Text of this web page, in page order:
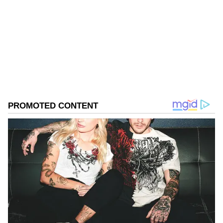
ಪತ್ರಿಕೆ. ದೇಶ, ವಿದೇಶ, ವಾಣಿಜ್ಯ, ಕ್ರೀಡೆ, ಮನೋರಂಜನೆ ಸೇರಿ
ವೈವಿಧ್ಯಮಯ ಸುದ್ದಿಗಳ ಹೂರಣ ಹೊತ್ತು ತರುವ ಕನ್ನಡಪ್ರಭ,
ಕನ್ನಡಿಗರ ಅಸ್ಮಿತೆಯ ಸಂಕೇತ. ಸದಾ ಕರುನಾಡು, ನುಡಿ, ಸಂಸ್ಕೃತಿ
ಪರ ಧ್ವನಿ ಎತ್ತುವ ಕನ್ನಡಪ್ರಭ ದಿನ ಪತ್ರಿಕೆಯಲ್ಲಿ ಪ್ರಕಟಗೊಳ್ಳುವ
ಸುದ್ದಿಗಳು ಸುವರ್ಣ ನ್ಯೂಸ್ ವೆಬ್‌ಸೈಟಲ್ಲೂ ಲಭ್ಯ.
ಹೈಕೋರ್ಟ್